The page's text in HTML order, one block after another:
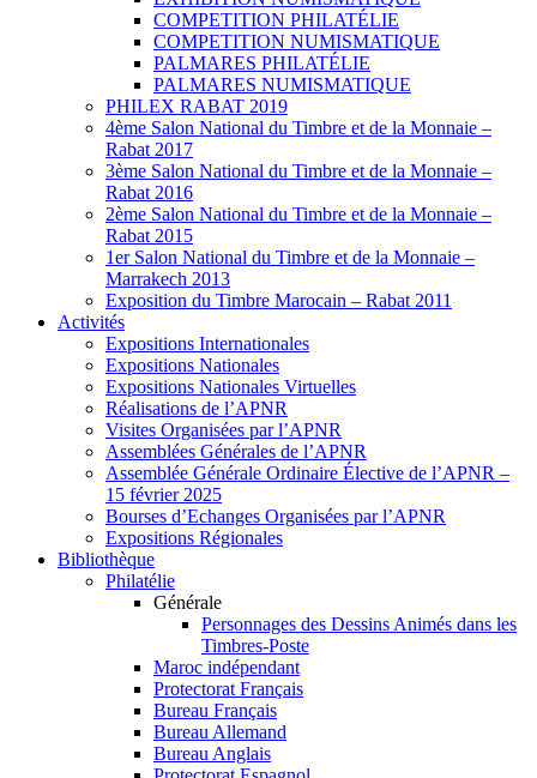
COMPETITION PHILATÉLIE
COMPETITION NUMISMATIQUE
PALMARES PHILATÉLIE
PALMARES NUMISMATIQUE
PHILEX RABAT 2019
4ème Salon National du Timbre et de la Monnaie –
Rabat 2017
3ème Salon National du Timbre et de la Monnaie –
Rabat 2016
2ème Salon National du Timbre et de la Monnaie –
Rabat 2015
1er Salon National du Timbre et de la Monnaie –
Marrakech 2013
Exposition du Timbre Marocain – Rabat 2011
Activités
Expositions Internationales
Expositions Nationales
Expositions Nationales Virtuelles
Réalisations de l’APNR
Visites Organisées par l’APNR
Assemblées Générales de l’APNR
Assemblée Générale Ordinaire Élective de l’APNR –
15 février 2025
Bourses d’Echanges Organisées par l’APNR
Expositions Régionales
Bibliothèque
Philatélie
Générale
Personnages des Dessins Animés dans les
Timbres-Poste
Maroc indépendant
Protectorat Français
Bureau Français
Bureau Allemand
Bureau Anglais